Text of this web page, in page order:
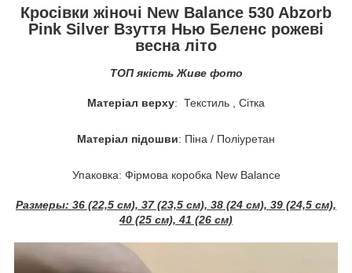
Кросівки жіночі New Balance 530 Abzorb
Pink Silver Взуття Нью Беленс рожеві
весна літо
ТОП якість Живе фото
Матеріал верху: Текстиль , Сітка
Матеріал підошви: Піна / Поліуретан
Упаковка: Фірмова коробка New Balance
Размеры: 36 (22,5 см), 37 (23,5 см), 38 (24 см), 39 (24,5 см),
40 (25 см), 41 (26 см)